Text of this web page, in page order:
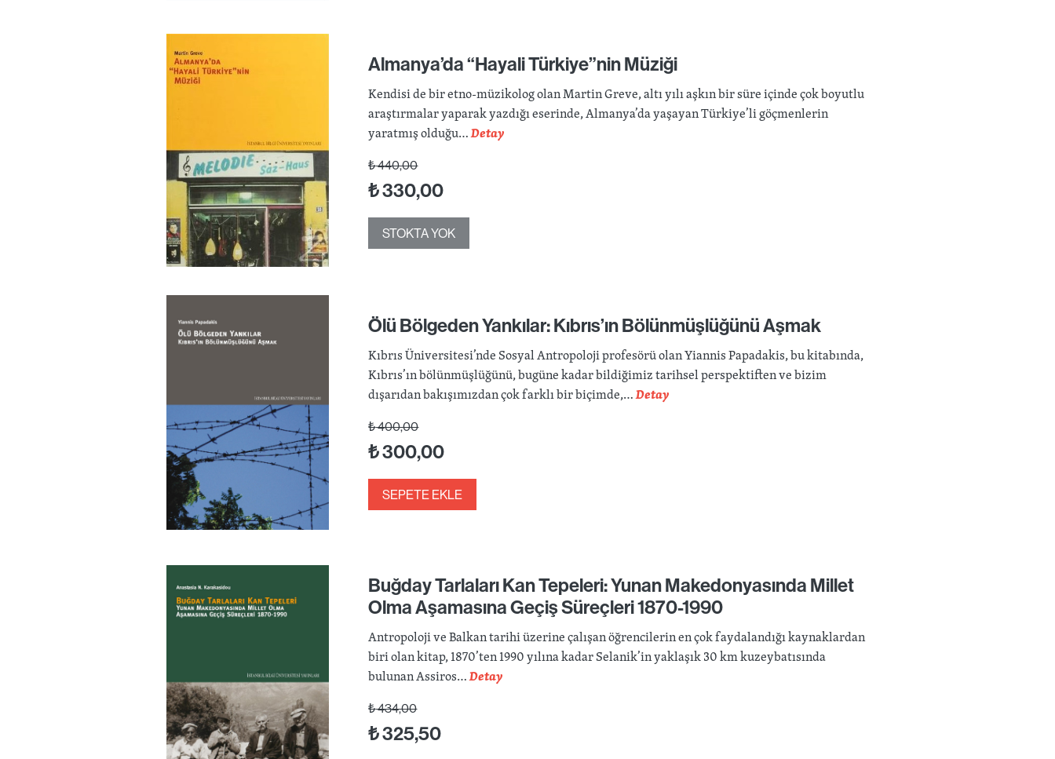
Almanya’da “Hayali Türkiye”nin Müziği
Kendisi de bir etno-müzikolog olan Martin Greve, altı yılı aşkın bir süre içinde çok boyutlu
araştırmalar yaparak yazdığı eserinde, Almanya’da yaşayan Türkiye’li göçmenlerin
yaratmış olduğu…Detay
₺440,00
₺330,00
STOKTA YOK
Ölü Bölgeden Yankılar: Kıbrıs’ın Bölünmüşlüğünü Aşmak
Kıbrıs Üniversitesi’nde Sosyal Antropoloji profesörü olan Yiannis Papadakis, bu kitabında,
Kıbrıs’ın bölünmüşlüğünü, bugüne kadar bildiğimiz tarihsel perspektiften ve bizim
dışarıdan bakışımızdan çok farklı bir biçimde,…Detay
₺400,00
₺300,00
SEPETE EKLE
Buğday Tarlaları Kan Tepeleri: Yunan Makedonyasında Millet
Olma Aşamasına Geçiş Süreçleri 1870-1990
Antropoloji ve Balkan tarihi üzerine çalışan öğrencilerin en çok faydalandığı kaynaklardan
biri olan kitap, 1870’ten 1990 yılına kadar Selanik’in yaklaşık 30 km kuzeybatısında
bulunan Assiros…Detay
₺434,00
₺325,50